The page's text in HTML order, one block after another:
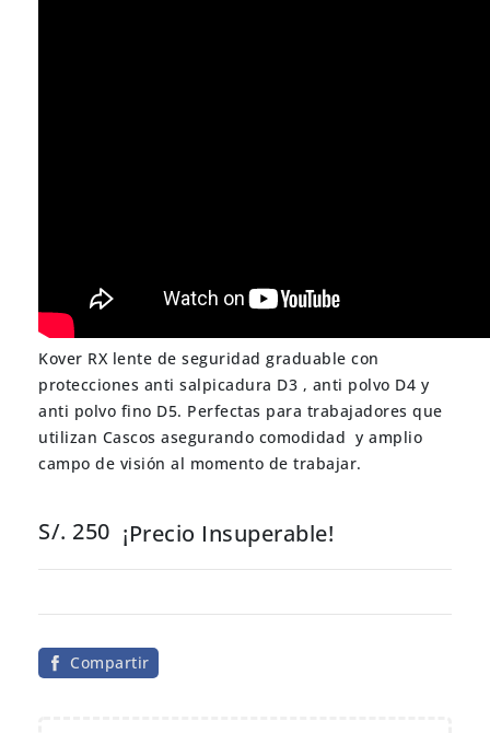
Kover RX lente de seguridad graduable con
protecciones anti salpicadura D3 , anti polvo D4 y
anti polvo fino D5. Perfectas para trabajadores que
utilizan Cascos asegurando comodidad y amplio
campo de visión al momento de trabajar.
S/. 250 ¡Precio Insuperable!
Compartir